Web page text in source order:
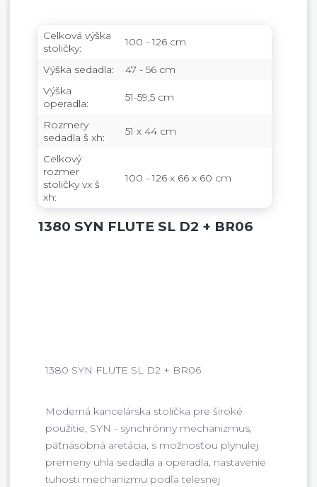
Celková výška
stoličky:
100 - 126 cm
Výška sedadla:
47 - 56 cm
Výška
operadla:
51-59,5 cm
Rozmery
sedadla š xh:
51 x 44 cm
Celkový
rozmer
stoličky vx š
xh:
100 - 126 x 66 x 60 cm
1380 SYN FLUTE SL D2 + BR06
1380 SYN FLUTE SL D2 + BR06
Moderná kancelárska stolička pre široké
použitie, SYN - synchrónny mechanizmus,
päťnásobná aretácia, s možnosťou plynulej
premeny uhla sedadla a operadla, nastavenie
tuhosti mechanizmu podľa telesnej